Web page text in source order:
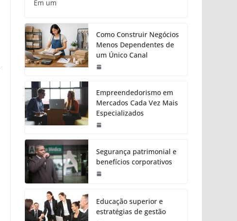
Em um
Como Construir Negócios
Menos Dependentes de
um Único Canal
Empreendedorismo em
Mercados Cada Vez Mais
Especializados
Segurança patrimonial e
benefícios corporativos
Educação superior e
estratégias de gestão